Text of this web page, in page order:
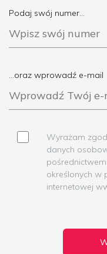
Podaj swój numer...
...oraz wprowadź e-mail
Wyrażam
danych
określonych w
internetowej